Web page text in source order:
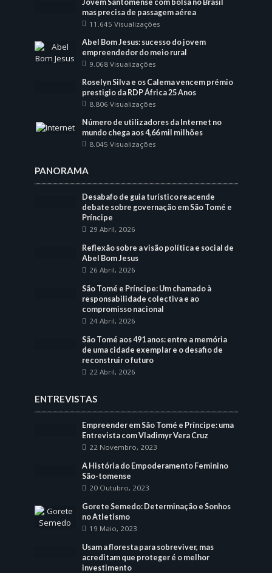
Jovem Santomense com bolsa no Brasil
mas precisa de passagem aérea
11.645 Visualizações
Abel Bom Jesus: sucesso do jovem
empreendedor do meio rural
9.068 Visualizações
Roselyn Silva e os Calema vencem prémio
prestigio da RDP África 25 Anos
8.806 Visualizações
Número de utilizadores da Internet no
mundo chega aos 4,66 mil milhões
8.045 Visualizações
PANORAMA
Desabafo de guia turístico reacende
debate sobre governação em São Tomé e
Príncipe
29 Abril, 2026
Reflexão sobre a visão política e social de
Abel Bom Jesus
26 Abril, 2026
São Tomé e Príncipe: Um chamado à
responsabilidade colectiva e ao
compromisso nacional
24 Abril, 2026
São Tomé aos 491 anos: entre a memória
de uma cidade exemplar e o desafio de
reconstruir o futuro
22 Abril, 2026
ENTREVISTAS
Empreender em São Tomé e Príncipe: uma
Entrevista com Vladimyr Vera Cruz
22 Novembro, 2023
A História do Empoderamento Feminino
São-tomense
20 Outubro, 2023
Gorete Semedo: Determinação e Sonhos
no Atletismo
19 Maio, 2023
Usam a floresta para sobreviver, mas
acreditam que proteger é o melhor
investimento